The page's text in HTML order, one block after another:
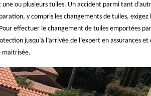
ou plusieurs tuiles. Un accident parmi tant
y compris les changements de tuiles, exigez
effectuer le changement de tuiles emportées
jusqu’à l’arrivée de l’expert en assurances
maitrisée.